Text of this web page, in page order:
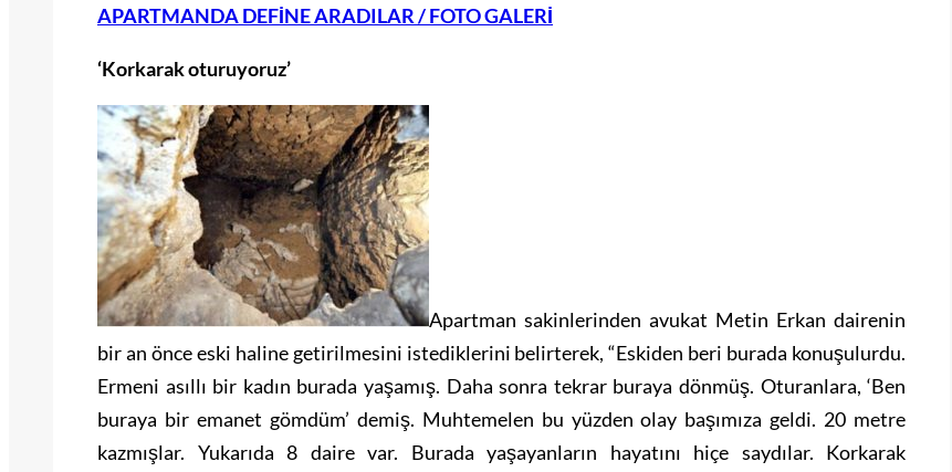
APARTMANDA DEFİNE ARADILAR / FOTO GALERİ
‘Korkarak oturuyoruz’
Apartman sakinlerinden avukat Metin Erkan dairenin
bir an önce eski haline getirilmesini istediklerini belirterek, “Eskiden beri burada konuşulurdu.
Ermeni asıllı bir kadın burada yaşamış. Daha sonra tekrar buraya dönmüş. Oturanlara, ‘Ben
buraya bir emanet gömdüm’ demiş. Muhtemelen bu yüzden olay başımıza geldi. 20 metre
kazmışlar. Yukarıda 8 daire var. Burada yaşayanların hayatını hiçe saydılar. Korkarak